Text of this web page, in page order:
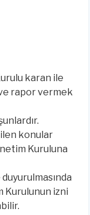
karan ile
rapor vermek
konular
Kuruluna
Kurulunun izni